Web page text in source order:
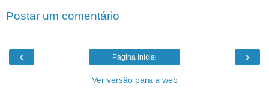
Postar um comentário
‹ ›
Página inicial
Ver versão para a web